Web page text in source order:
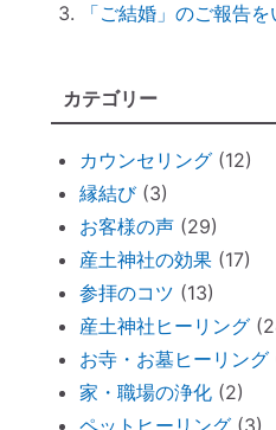
「鉄分」と「温活
拭く活は「福活」
こうしてみよう。
「産土神社ヒーリン
究極のアーシング
してきました（２）
究極のアーシング
してきました（１）
音で世界を整える
HIMARIさん」～聞
「ご結婚」のご報告
カテゴリー
カウンセリング(12)
縁結び(3)
お客様の声(29)
産土神社の効果(17)
参拝のコツ (13)
産土神社ヒーリング
お寺・お墓ヒーリング
家・職場の浄化(2)